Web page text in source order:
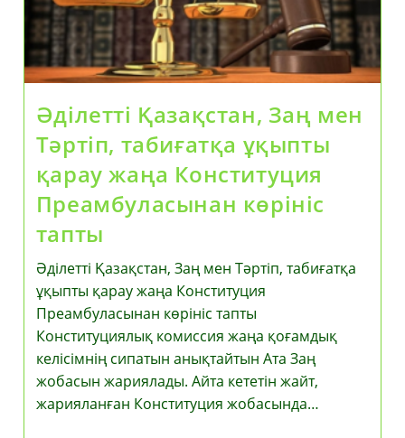
Әділетті Қазақстан, Заң мен
Тәртіп, табиғатқа ұқыпты
қарау жаңа Конституция
Преамбуласынан көрініс
тапты
Әділетті Қазақстан, Заң мен Тәртіп, табиғатқа
ұқыпты қарау жаңа Конституция
Преамбуласынан көрініс тапты
Конституциялық комиссия жаңа қоғамдық
келісімнің сипатын анықтайтын Ата Заң
жобасын жариялады. Айта кететін жайт,
жарияланған Конституция жобасында…